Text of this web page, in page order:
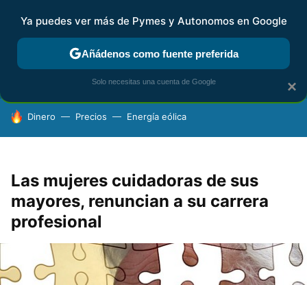
FISCALIDAD Y CONTABILIDAD KIT DIGITAL RENTA
HOY SE HABLA DE
Dinero Precios Energía eólica
Las mujeres cuidadoras de sus
mayores, renuncian a su carrera
profesional
×
Ya puedes ver más de Pymes y Autonomos en Google
Añádenos como fuente preferida
Solo necesitas una cuenta de Google